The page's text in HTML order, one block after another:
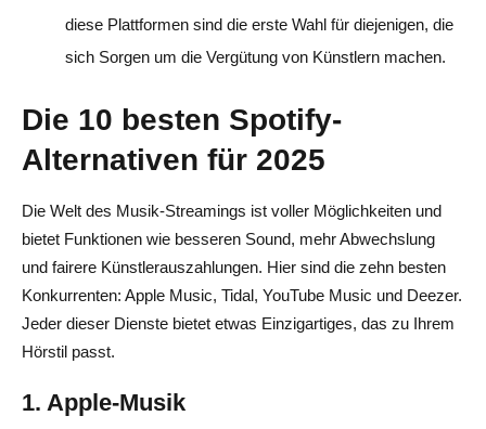
diese Plattformen sind die erste Wahl für diejenigen, die
sich Sorgen um die Vergütung von Künstlern machen.
Die 10 besten Spotify-
Alternativen für 2025
Die Welt des Musik-Streamings ist voller Möglichkeiten und
bietet Funktionen wie besseren Sound, mehr Abwechslung
und fairere Künstlerauszahlungen. Hier sind die zehn besten
Konkurrenten: Apple Music, Tidal, YouTube Music und Deezer.
Jeder dieser Dienste bietet etwas Einzigartiges, das zu Ihrem
Hörstil passt.
1. Apple-Musik